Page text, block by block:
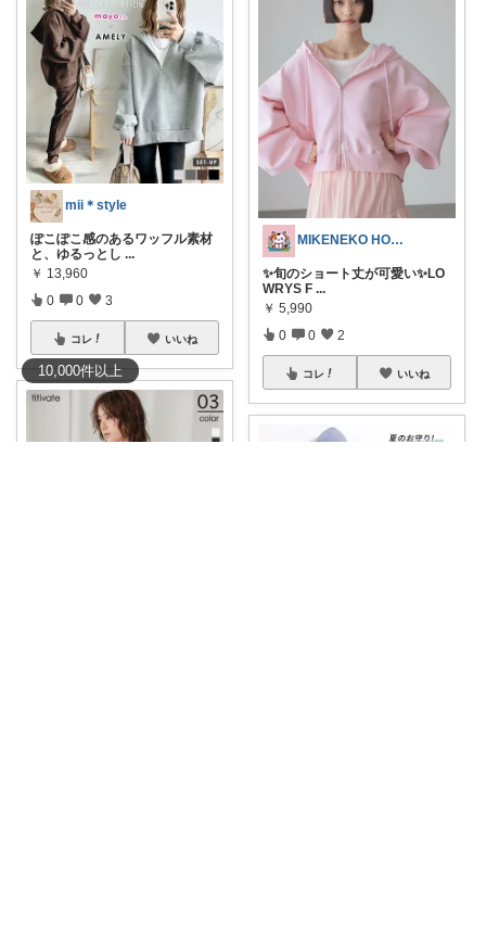
10,000件以上
mii＊style
ぽこぽこ感のあるワッフル素材
と、ゆるっとし ...
￥ 13,960
0 0 3
コレ いいね
MIKENEKO HOUSE
✨旬のショート丈が可愛い✨LO
WRYS F ...
￥ 5,990
0 0 2
コレ いいね